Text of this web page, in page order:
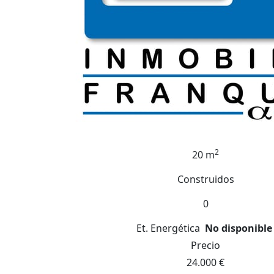
20 m2
Construidos
0
Et. Energética No disponible
Precio
24.000 €